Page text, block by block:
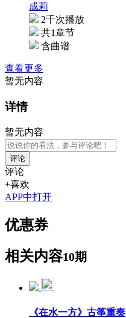
成莉
2千次播放
共1章节
含曲谱
查看更多
暂无内容
详情
暂无内容
评论
评论
+喜欢
APP中打开
优惠券
相关内容10期
《在水一方》古筝重奏